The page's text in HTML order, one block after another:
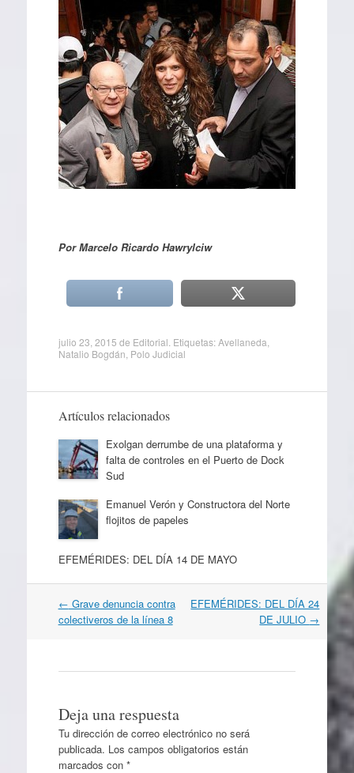
Por Marcelo Ricardo Hawrylciw
julio 23, 2015 de Editorial . Etiquetas:Avellaneda
Natalio Bogdán Polo Judicial
Artículos relacionados
Exolgan derrumbe de una plataforma y
falta de controles en el Puerto de Dock
Sud
Emanuel Verón y Constructora del Norte
flojitos de papeles
EFEMÉRIDES: DEL DÍA 14 DE MAYO
Navegación
por
← Grave denuncia contra
colectiveros de la línea 8
EFEMÉRIDES: DEL DÍA 24
DE JULIO →
Deja una respuesta
Tu dirección de correo electrónico no será
publicada. Los campos obligatorios están
marcados con *